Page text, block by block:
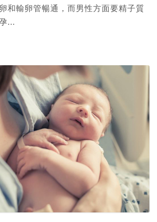
和輸卵管暢通，而男性方面要精子質
...